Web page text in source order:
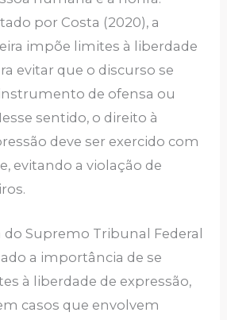
por Costa (2020), a
impõe limites à liberdade
evitar que o discurso se
de ofensa ou
sentido, o direito à
deve ser exercido com
evitando a violação de
Supremo Tribunal Federal
a importância de se
à liberdade de expressão,
casos que envolvem